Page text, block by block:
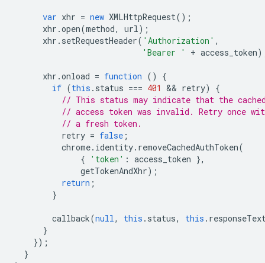
var xhr = new XMLHttpRequest();
xhr .open(method, url);
xhr . setRequestHeader( 'Authorization' ,
'Bearer '
+ access_token
xhr .onload = function ()
{
if (this . status === 401 && retry)
{
// This status may indicate that the
// access token was invalid. Retry once
// a fresh token.
retry = false ;
chrome. identity. removeCachedAuthToken(
{
'token' : access_token },
getTokenAndXhr);
return ;
}
callback(null, this . status, this .
}
});
}